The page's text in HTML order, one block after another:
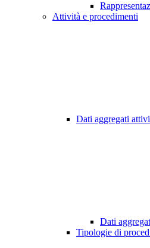
Attività e procedimenti
Dati aggregati
Dati
Tipologie di